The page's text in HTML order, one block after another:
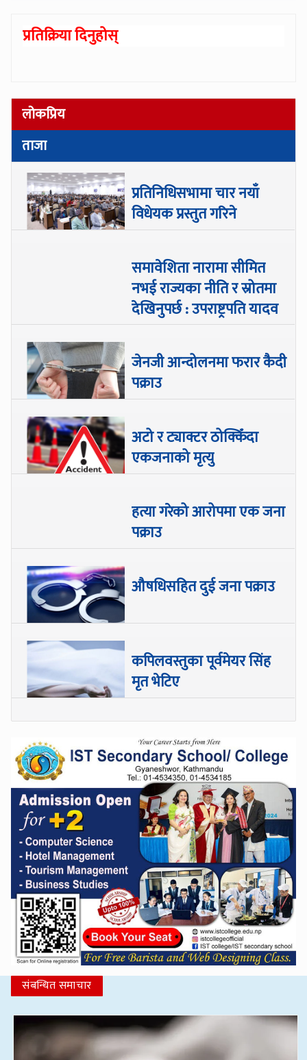
प्रतिक्रिया दिनुहोस्
लोकप्रिय
ताजा
प्रतिनिधिसभामा चार नयाँ
विधेयक प्रस्तुत गरिने
समावेशिता नारामा सीमित
नभई राज्यका नीति र स्रोतमा
देखिनुपर्छ : उपराष्ट्रपति यादव
जेनजी आन्दोलनमा फरार कैदी
पक्राउ
अटो र ट्याक्टर ठोक्किँदा
एकजनाको मृत्यु
हत्या गरेको आरोपमा एक जना
पक्राउ
औषधिसहित दुई जना पक्राउ
कपिलवस्तुका पूर्वमेयर सिंह
मृत भेटिए
संबन्धित समाचार